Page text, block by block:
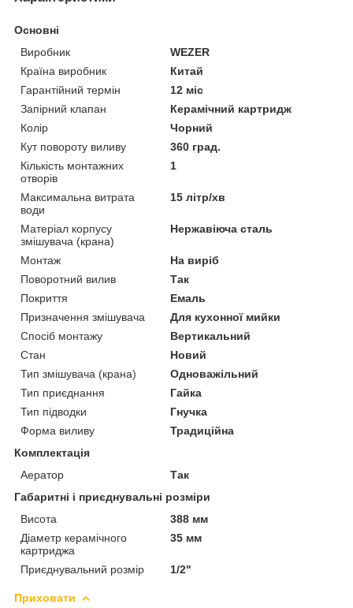
Основні
Виробник
WEZER
Країна виробник
Китай
Гарантійний термін
12 міс
Запірний клапан
Керамічний картридж
Колір
Чорний
Кут повороту виливу
360 град.
Кількість монтажних
отворів
1
Максимальна витрата
води
15 літр/хв
Матеріал корпусу
змішувача (крана)
Нержавіюча сталь
Монтаж
На виріб
Поворотний вилив
Так
Покриття
Емаль
Призначення змішувача
Для кухонної мийки
Спосіб монтажу
Вертикальний
Стан
Новий
Тип змішувача (крана)
Одноважільний
Тип приєднання
Гайка
Тип підводки
Гнучка
Форма виливу
Традиційна
Комплектація
Аератор
Так
Габаритні і приєднувальні розміри
Висота
388 мм
Діаметр керамічного
картриджа
35 мм
Приєднувальний розмір 1/2"
Приховати